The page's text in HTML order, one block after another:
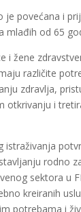
je povećana i
mlađih od 65
i žene
različite
zdravlja,
otkrivanju i
istraživanja
rodno
sektora u
kreiranih
potrebama i